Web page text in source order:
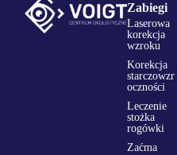
Zabiegi
Laserowa
korekcja
wzroku
Korekcja
starczowzr
oczności
Leczenie
stożka
rogówki
Zaćma